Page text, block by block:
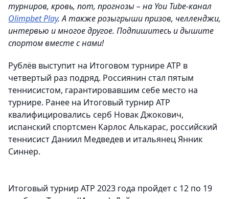
турниров, кровь, пот, прогнозы – на You Tube-канал
Olimpbet Play. А также розыгрыши призов, челленджи,
интервью и многое другое. Подпишитесь и дышите
спортом вместе с нами!
Рублёв выступит на Итоговом турнире ATP в
четвертый раз подряд. Россиянин стал пятым
теннисистом, гарантировавшим себе место на
турнире. Ранее на Итоговый турнир ATP
квалифицировались серб Новак Джокович,
испанский спортсмен Карлос Алькарас, российский
теннисист Даниил Медведев и итальянец Янник
Синнер.
Итоговый турнир ATP 2023 года пройдет с 12 по 19